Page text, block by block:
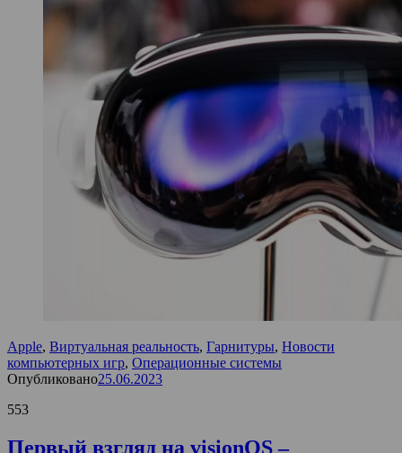
Apple, Виртуальная реальность, Гарнитуры, Новости
компьютерных игр, Операционные системы
Опубликовано25.06.2023
553
Первый взгляд на visionOS –